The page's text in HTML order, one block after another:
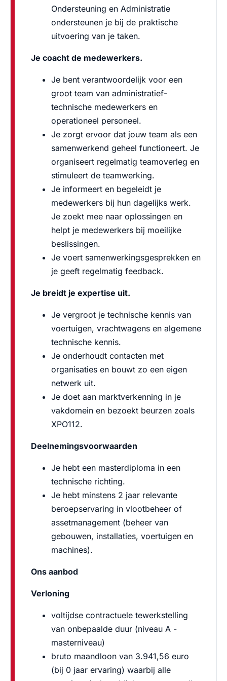
Ondersteuning en Administratie
ondersteunen je bij de praktische
uitvoering van je taken.
Je coacht de medewerkers.
Je bent verantwoordelijk voor een
groot team van administratief-
technische medewerkers en
operationeel personeel.
Je zorgt ervoor dat jouw team als een
samenwerkend geheel functioneert. Je
organiseert regelmatig teamoverleg en
stimuleert de teamwerking.
Je informeert en begeleidt je
medewerkers bij hun dagelijks werk.
Je zoekt mee naar oplossingen en
helpt je medewerkers bij moeilijke
beslissingen.
Je voert samenwerkingsgesprekken en
je geeft regelmatig feedback.
Je breidt je expertise uit.
Je vergroot je technische kennis van
voertuigen, vrachtwagens en algemene
technische kennis.
Je onderhoudt contacten met
organisaties en bouwt zo een eigen
netwerk uit.
Je doet aan marktverkenning in je
vakdomein en bezoekt beurzen zoals
XPO112.
Deelnemingsvoorwaarden
Je hebt een masterdiploma in een
technische richting.
Je hebt minstens 2 jaar relevante
beroepservaring in vlootbeheer of
assetmanagement (beheer van
gebouwen, installaties, voertuigen en
machines).
Ons aanbod
Verloning
voltijdse contractuele tewerkstelling
van onbepaalde duur (niveau A -
masterniveau)
bruto maandloon van 3.941,56 euro
(bij 0 jaar ervaring) waarbij alle